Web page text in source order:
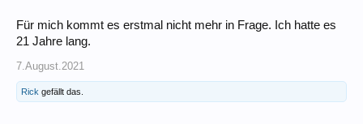
Für mich kommt es erstmal nicht mehr in Frage. Ich hatte es
21 Jahre lang.
7.August.2021
Rick gefällt das.